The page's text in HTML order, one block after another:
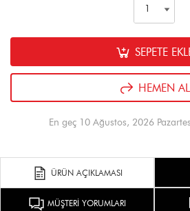
SEPETE
HEMEN AL
En geç 10 Ağustos, 2026
ÜRÜN AÇIKLAMASI
MÜŞTERİ YORUMLARI